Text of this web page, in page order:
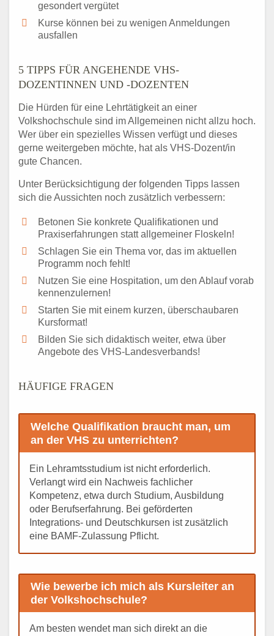
gesondert vergütet
Kurse können bei zu wenigen Anmeldungen
ausfallen
5 TIPPS FÜR ANGEHENDE VHS-
DOZENTINNEN UND -DOZENTEN
Die Hürden für eine Lehrtätigkeit an einer
Volkshochschule sind im Allgemeinen nicht allzu hoch.
Wer über ein spezielles Wissen verfügt und dieses
gerne weitergeben möchte, hat als VHS-Dozent/in
gute Chancen.
Unter Berücksichtigung der folgenden Tipps lassen
sich die Aussichten noch zusätzlich verbessern:
Betonen Sie konkrete Qualifikationen und
Praxiserfahrungen statt allgemeiner Floskeln!
Schlagen Sie ein Thema vor, das im aktuellen
Programm noch fehlt!
Nutzen Sie eine Hospitation, um den Ablauf vorab
kennenzulernen!
Starten Sie mit einem kurzen, überschaubaren
Kursformat!
Bilden Sie sich didaktisch weiter, etwa über
Angebote des VHS-Landesverbands!
HÄUFIGE FRAGEN
Welche Qualifikation braucht man, um
an der VHS zu unterrichten?
Ein Lehramtsstudium ist nicht erforderlich.
Verlangt wird ein Nachweis fachlicher
Kompetenz, etwa durch Studium, Ausbildung
oder Berufserfahrung. Bei geförderten
Integrations- und Deutschkursen ist zusätzlich
eine BAMF-Zulassung Pflicht.
Wie bewerbe ich mich als Kursleiter an
der Volkshochschule?
Am besten wendet man sich direkt an die